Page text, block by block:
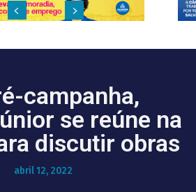
campanha,
se reúne na
discutir obras
abril 12, 2022